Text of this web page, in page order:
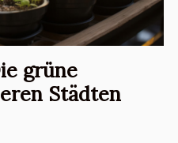
grüne
Städten